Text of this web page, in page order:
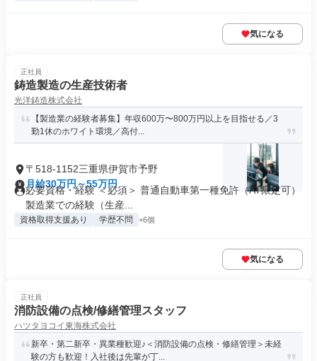
気になる
正社員
鋳造製造の生産技術者
光洋鋳造株式会社
【製造業の経験者募集】年収600万〜800万円以上を目指せる／3
勤1休のホワイト環境／高付...
〒518-1152三重県伊賀市予野
月給30万円～55万円
必要資格・経験 ＜必須＞ 普通自動車第一種免許（AT限定可）
製造業での経験（生産...
資格取得支援あり 学歴不問 +6個
気になる
正社員
消防設備の点検/修繕管理スタッフ
ハツタヨコイ東海株式会社
新卒・第二新卒・異業種歓迎♪＜消防設備の点検・修繕管理＞未経
験の方も歓迎！入社後は先輩が丁...